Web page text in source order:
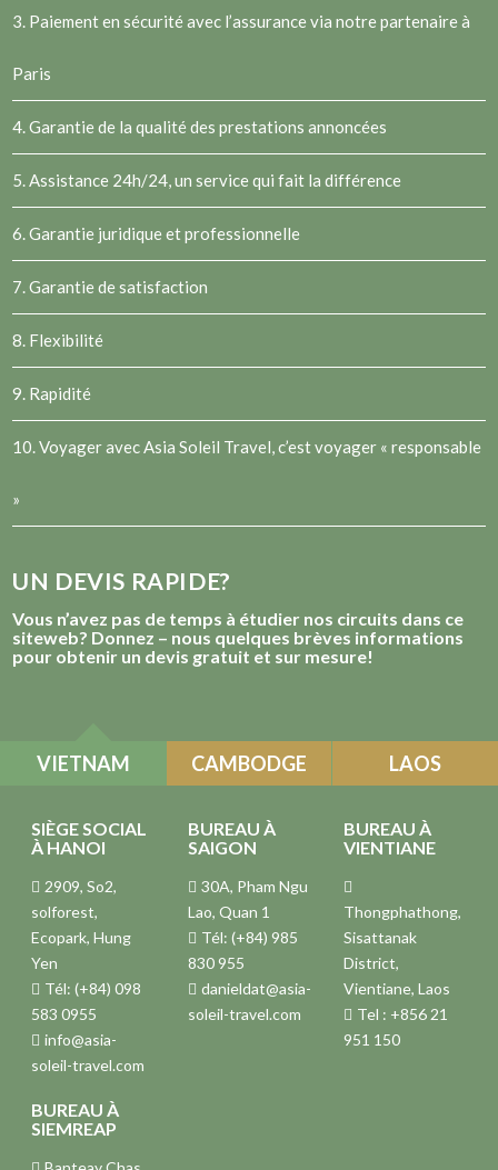
3. Paiement en sécurité avec l’assurance via notre partenaire à
Paris
4. Garantie de la qualité des prestations annoncées
5. Assistance 24h/24, un service qui fait la différence
6. Garantie juridique et professionnelle
7. Garantie de satisfaction
8. Flexibilité
9. Rapidité
10. Voyager avec Asia Soleil Travel, c’est voyager « responsable
»
UN DEVIS RAPIDE?
Vous n’avez pas de temps à étudier nos circuits dans ce
siteweb? Donnez – nous quelques brèves informations
pour obtenir un devis gratuit et sur mesure!
VIETNAM CAMBODGE LAOS
SIÈGE SOCIAL
À HANOI
2909, So2,
solforest,
Ecopark, Hung
Yen
Tél: (+84) 098
583 0955
info@asia-
soleil-travel.com
BUREAU À
SAIGON
30A, Pham Ngu
Lao, Quan 1
Tél: (+84) 985
830 955
danieldat@asia-
soleil-travel.com
BUREAU À
VIENTIANE
Thongphathong,
Sisattanak
District,
Vientiane, Laos
Tel : +856 21
951 150
BUREAU À
SIEMREAP